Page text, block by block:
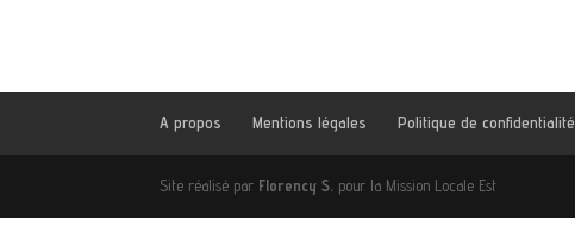
A propos Mentions légales Politique de confidentialité
Site réalisé par Florency S. pour la Mission Locale Est